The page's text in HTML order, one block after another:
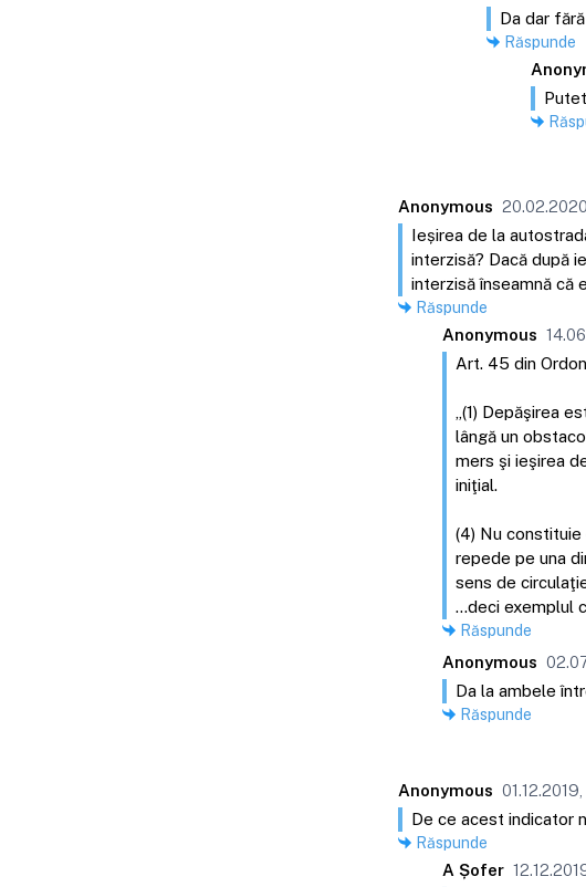
Da dar
Răspunde
Anonymous
Ieșirea de la
interzisă? Dacă după
interzisă înseamnă că
Răspunde
Anonymous
Art. 45 din
„(1) Depăşirea
lângă un
mers şi ieşirea
iniţial.
(4) Nu constituie
repede pe una
sens de
...deci exemplul
Răspunde
Anonymous
Da la ambele
Răspunde
Anonymous
De ce acest indicator
Răspunde
A Șofer